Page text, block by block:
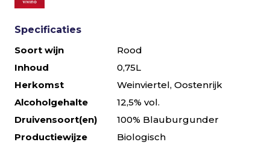
Specificaties
Soort wijn
Rood
Inhoud
0,75L
Herkomst
Weinviertel, Oostenrijk
Alcoholgehalte
12,5% vol.
Druivensoort(en)
100% Blauburgunder
Productiewijze
Biologisch